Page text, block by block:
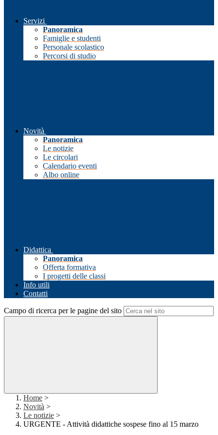
Servizi
Panoramica
Famiglie e studenti
Personale scolastico
Percorsi di studio
Novità
Panoramica
Le notizie
Le circolari
Calendario eventi
Albo online
Didattica
Panoramica
Offerta formativa
I progetti delle classi
Info utili
Contatti
Campo di ricerca per le pagine del sito
Home >
Novità >
Le notizie >
URGENTE - Attività didattiche sospese fino al 15 marzo